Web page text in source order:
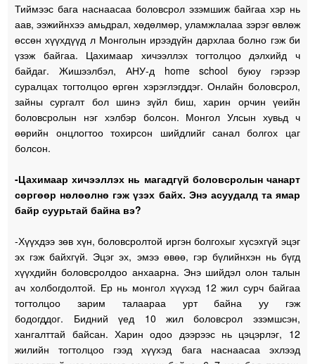
Тиймээс бага наснаасаа боловсрол эзэмшиж байгаа хэр нь
аав, ээжийнхээ амьдрал, хөдөлмөр, уламжлалаа зэрэг өвлөж
өссөн хүүхдүүд л Монголын ирээдүйн дархлаа болно гэж би
үзэж байгаа. Цахимаар хичээллэх тогтолцоо дэлхийд ч
байдаг. Жишээлбэл, АНУ-д home school буюу гэрээр
суралцах тогтолцоо өргөн хэрэглэгддэг. Онлайн боловсрол,
зайны сургалт бол шинэ зүйл биш, харин орчин үеийн
боловсролын нэг хэлбэр болсон. Монгол Улсын хувьд ч
өөрийн онцлогтоо тохирсон шийдлийг санал болгох цаг
болсон.
-Цахимаар хичээллэх нь магадгүй боловсролын чанарт
сөргөөр нөлөөлнө гэж үзэх байх. Энэ асуудалд та ямар
байр суурьтай байна вэ?
-Хүүхдээ зөв хүн, боловсролтой иргэн болгохыг хүсэхгүй эцэг
эх гэж байхгүй. Эцэг эх, эмээ өвөө, гэр бүлийнхэн нь бүгд
хүүхдийн боловсролдоо анхаарна. Энэ шийдэл олон талын
ач холбогдолтой. Ер нь монгол хүүхэд 12 жил сурч байгаа
тогтолцоо зарим талаараа урт байна уу гэж
бодогддог. Бидний үед 10 жил боловсрол эзэмшсэн,
хангалттай байсан. Харин одоо дээрээс нь цэцэрлэг, 12
жилийн тогтолцоо гээд хүүхэд бага наснаасаа эхлээд